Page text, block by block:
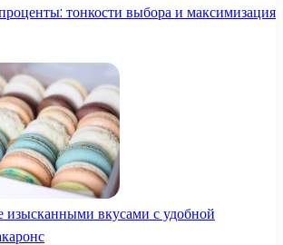
тонкости выбора и максимизация
изысканными вкусами с удобной